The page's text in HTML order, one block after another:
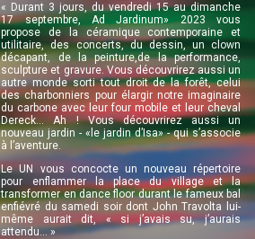
« Durant 3 jours, du vendredi 15 au dimanche
17 septembre, Ad Jardinum» 2023 vous
propose de la céramique contemporaine et
utilitaire, des concerts, du dessin, un clown
décapant, de la peinture,de la performance,
sculpture et gravure. Vous découvrirez aussi un
autre monde sorti tout droit de la forêt, celui
des charbonniers pour élargir notre imaginaire
du carbone avec leur four mobile et leur cheval
Dereck... Ah ! Vous découvrirez aussi un
nouveau jardin - «le jardin d’Isa» - qui s’associe
à l’aventure.
Le UN vous concocte un nouveau répertoire
pour enflammer la place du village et la
transformer en dance floor durant le fameux bal
enfiévré du samedi soir dont John Travolta lui-
même aurait dit, « si j’avais su, j’aurais
attendu... »